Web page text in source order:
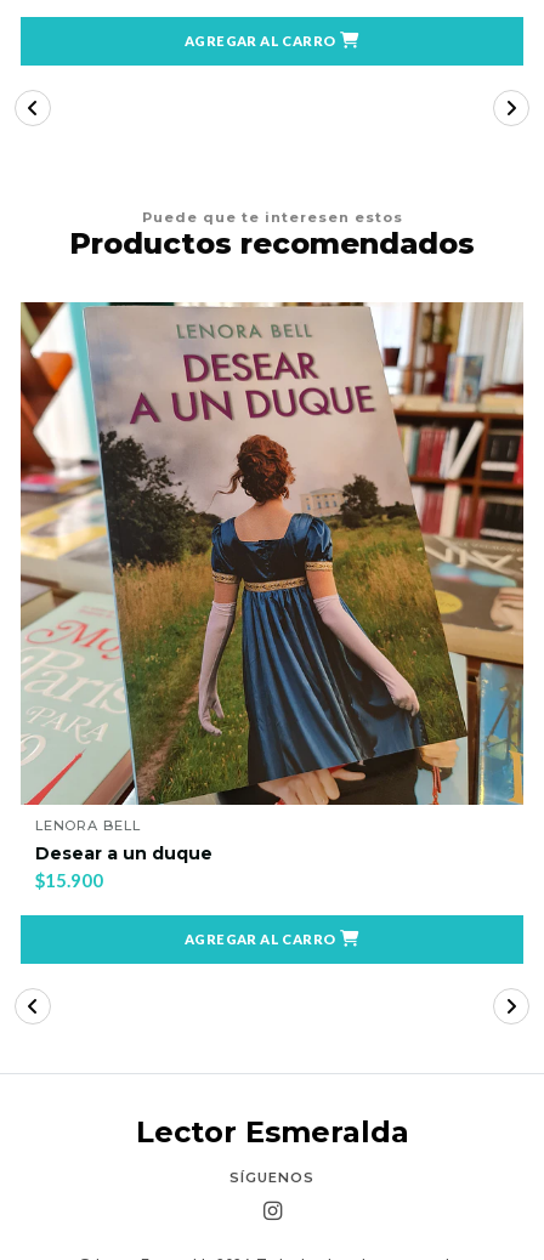
AGREGAR AL CARRO
Puede que te interesen estos
Productos recomendados
LENORA BELL
Desear a un duque
$15.900
AGREGAR AL CARRO
Lector Esmeralda
SÍGUENOS